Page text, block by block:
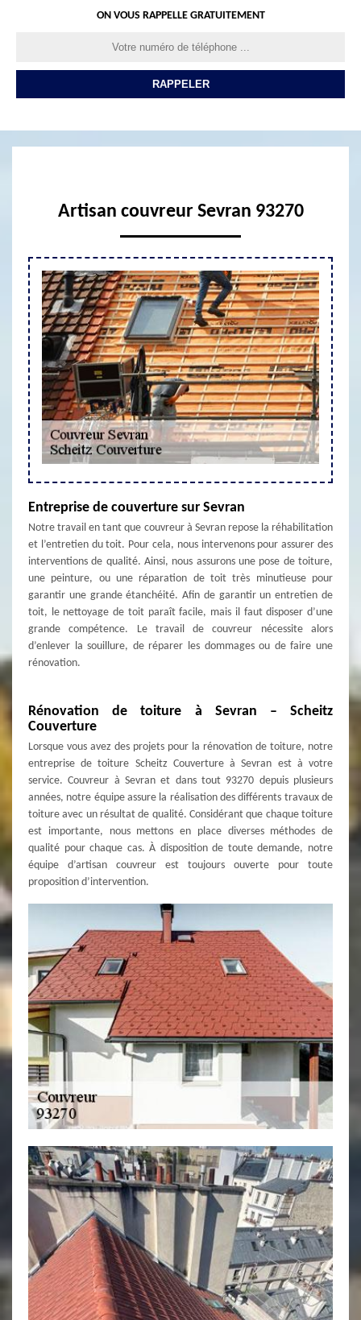
ON VOUS RAPPELLE GRATUITEMENT
Artisan couvreur Sevran 93270
Entreprise de couverture sur Sevran
Notre travail en tant que couvreur à Sevran repose la réhabilitation
et l’entretien du toit. Pour cela, nous intervenons pour assurer des
interventions de qualité. Ainsi, nous assurons une pose de toiture,
une peinture, ou une réparation de toit très minutieuse pour
garantir une grande étanchéité. Afin de garantir un entretien de
toit, le nettoyage de toit paraît facile, mais il faut disposer d’une
grande compétence. Le travail de couvreur nécessite alors
d’enlever la souillure, de réparer les dommages ou de faire une
rénovation.
Rénovation de toiture à Sevran – Scheitz
Couverture
Lorsque vous avez des projets pour la rénovation de toiture, notre
entreprise de toiture Scheitz Couverture à Sevran est à votre
service. Couvreur à Sevran et dans tout 93270 depuis plusieurs
années, notre équipe assure la réalisation des différents travaux de
toiture avec un résultat de qualité. Considérant que chaque toiture
est importante, nous mettons en place diverses méthodes de
qualité pour chaque cas. À disposition de toute demande, notre
équipe d’artisan couvreur est toujours ouverte pour toute
proposition d’intervention.